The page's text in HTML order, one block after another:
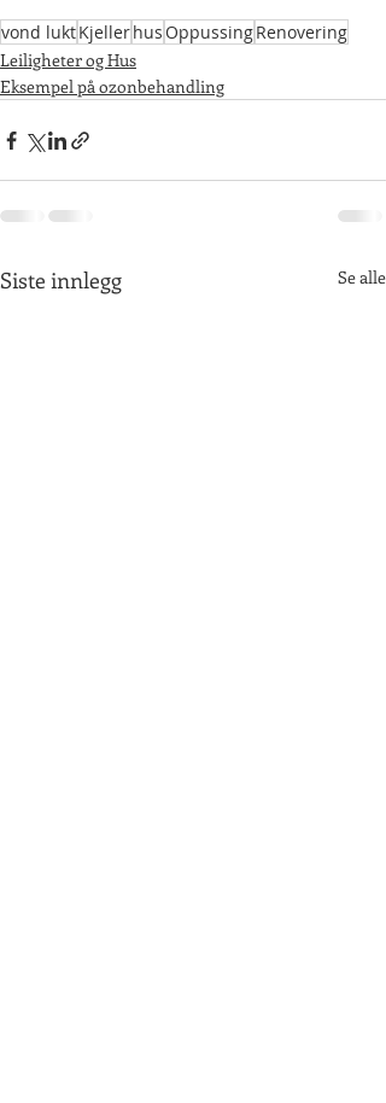
vond luktKjellerhus OppussingRenovering
Leiligheter og Hus
Eksempel på ozonbehandling
Siste innlegg Se alle